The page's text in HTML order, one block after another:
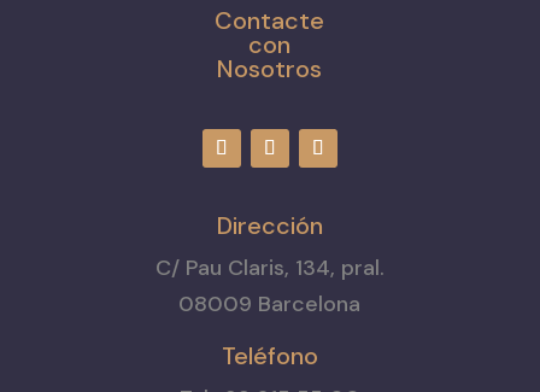
Contacte
con
Nosotros
Dirección
C/ Pau Claris, 134, pral.
08009 Barcelona
Teléfono